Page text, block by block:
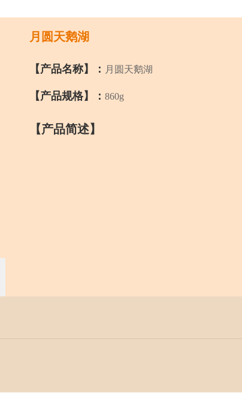
月圆天鹅湖
【产品名称】： 月圆天鹅湖
【产品规格】： 860g
【产品简述】